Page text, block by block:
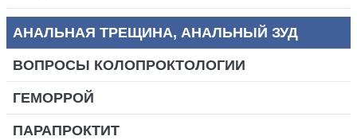
АНАЛЬНАЯ ТРЕЩИНА, АНАЛЬНЫЙ ЗУД
ВОПРОСЫ КОЛОПРОКТОЛОГИИ
ГЕМОРРОЙ
ПАРАПРОКТИТ